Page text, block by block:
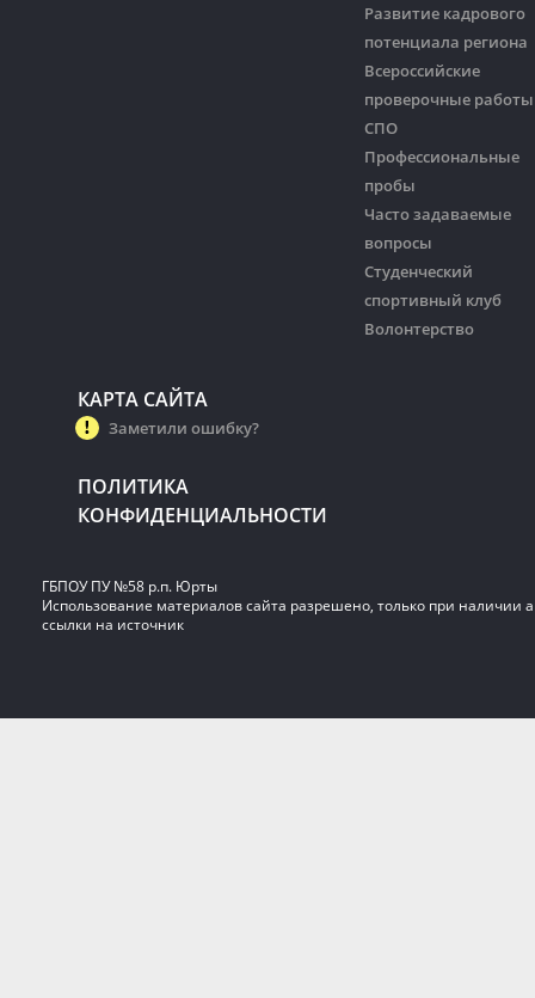
Развитие кадрового
потенциала региона
Всероссийские
проверочные работы
СПО
Профессиональные
пробы
Часто задаваемые
вопросы
Студенческий
спортивный клуб
Волонтерство
КАРТА САЙТА
Заметили ошибку?
ПОЛИТИКА
КОНФИДЕНЦИАЛЬНОСТИ
ГБПОУ ПУ №58 р.п. Юрты
Использование материалов сайта разрешено, только при наличии
ссылки на источник